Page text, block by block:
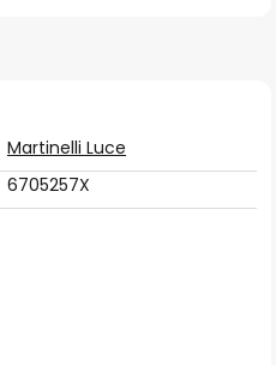
Martinelli Luce
6705257X